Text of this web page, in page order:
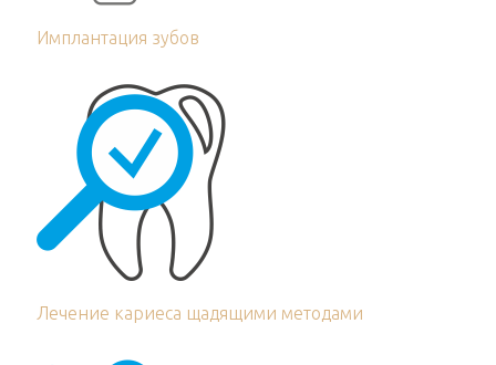
Имплантация зубов
Лечение кариеса щадящими методами